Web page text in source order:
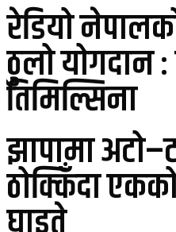
रेडियो
ठुलो योगदान :
तिमिल्सिना
झापामा
ठोक्किँदा